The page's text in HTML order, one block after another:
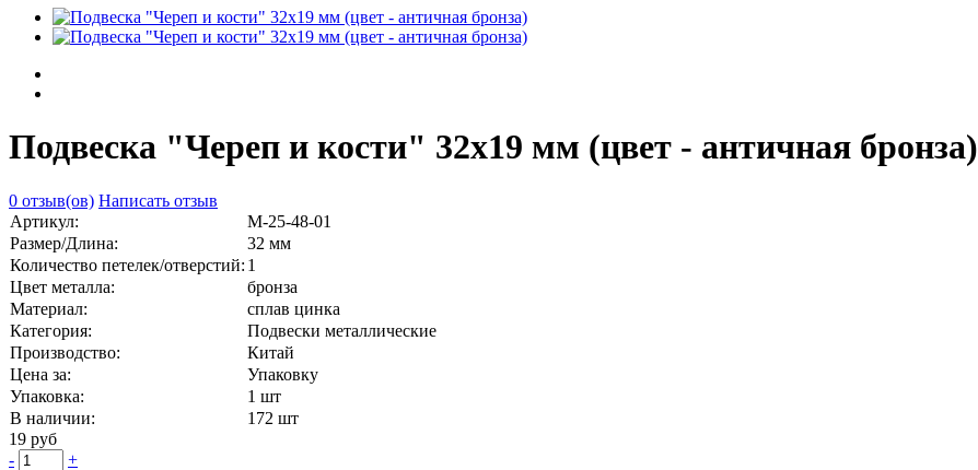
Подвеска "Череп и кости" 32х19 мм (цвет - античная бронза)
0 отзыв(ов) Написать отзыв
Артикул:
М-25-48-01
Размер/Длина:
32 мм
Количество петелек/отверстий: 1
Цвет металла:
бронза
Материал:
сплав цинка
Категория:
Подвески металлические
Производство:
Китай
Цена за:
Упаковку
Упаковка:
1 шт
В наличии:
172 шт
19 руб
-
+